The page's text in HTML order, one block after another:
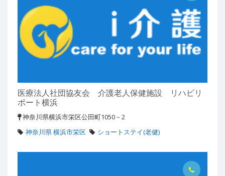
医療法人社団協友会 介護老人保健施設 リハビリ
ポート横浜
神奈川県横浜市栄区公田町1050－2
神奈川県 横浜市栄区
ショートステイ(老健)